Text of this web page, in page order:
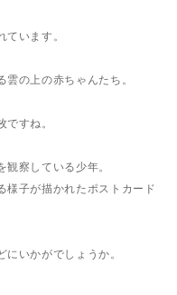
います。
の上の赤ちゃんたち。
すね。
察している少年。
様子が描かれたポストカード
いかがでしょうか。